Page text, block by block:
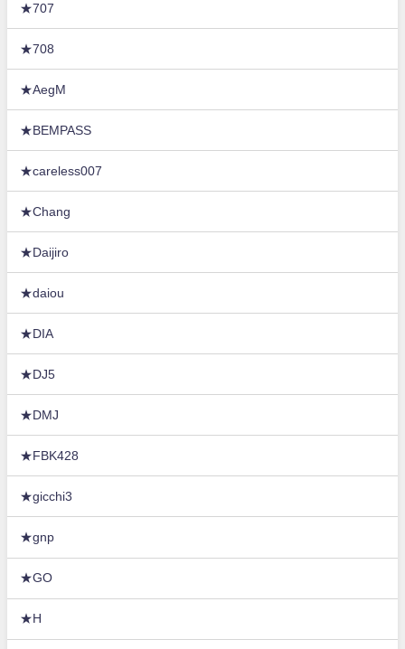
★707
★708
★AegM
★BEMPASS
★careless007
★Chang
★Daijiro
★daiou
★DIA
★DJ5
★DMJ
★FBK428
★gicchi3
★gnp
★GO
★H